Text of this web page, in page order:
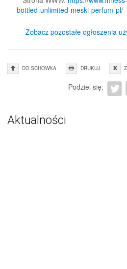
bottled-unlimited-meski-perfum-pl/
Zobacz pozostałe ogłoszenia
DO SCHOWKA DRUKUJ
Podziel się:
Aktualności